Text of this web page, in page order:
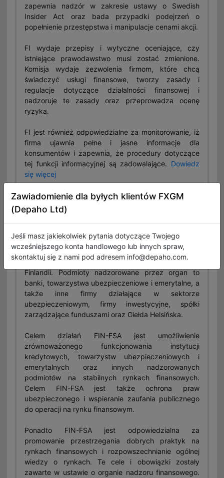
Zawiadomienie dla byłych klientów FXGM
(Depaho Ltd)
Jeśli masz jakiekolwiek pytania dotyczące Twojego
wcześniejszego konta handlowego lub innych spraw,
skontaktuj się z nami pod adresem info@depaho.com.
zapewnia nadzór w zakresie ustawy o Swedish
Insider Act oraz bada przypadki podejrzeń o
popełnienie przestępstwa i manipulacje cenami akcji.
FI wydaje przepisy i wytyczne oceniające, czy
istniejące prawodawstwo musi zostać zmienione.
Komisja wydaje zezwolenia firmom, które chcą
świadczyć usługi finansowe, tworzy zasady i
regulacje dotyczące działalności finansowej i
nadzoruje te zasady oraz przeprowadza ocenę
ryzyka.
FI jest również odpowiedzialne za monitorowanie, iż
firma ujawnia pełne i jasne informacje dla
konsumentów i zapewnia, że procedury dotyczące
tej funkcji informacyjnej są zadowalające. Dowiedz
się więcej
Finanssivalvonta (FIN-FSA)
Finanssivalvonta, czyli Urząd Nadzoru Finansowego
(FIN-FSA, Finlandia), jest organem nadzoru nad
sektorami finansowymi i ubezpieczeniowymi
Finlandii. Podmioty nadzorowane przez organ to
banki, towarzystwa ubezpieczeniowe i emerytalne, a
także inne firmy działające w sektorze
ubezpieczeniowym, firmy inwestycyjne, spółki
zarządzające funduszami oraz Giełda Helsińska.
Celem działań FIN-FSA jest umożliwienie
zrównoważonego funkcjonowania instytucji
kredytowych, towarzystw ubezpieczeniowych i
emerytalnych oraz innych nadzorowanych
podmiotów na stabilnych rynkach finansowych.
Celem FIN-FSA jest także ochrona praw
ubezpieczonego i wspieranie zaufania publicznego
do operacji na rynku finansowym.
Ponadto FIN-FSA jest odpowiedzialna za
promowanie przestrzegania dobrych praktyk na
rynkach finansowych i rozpowszechnianie ogólnej
wiedzy o rynkach. Te cele i obowiązki zostały
zawarte w ustawie o organie nadzoru finansowego.